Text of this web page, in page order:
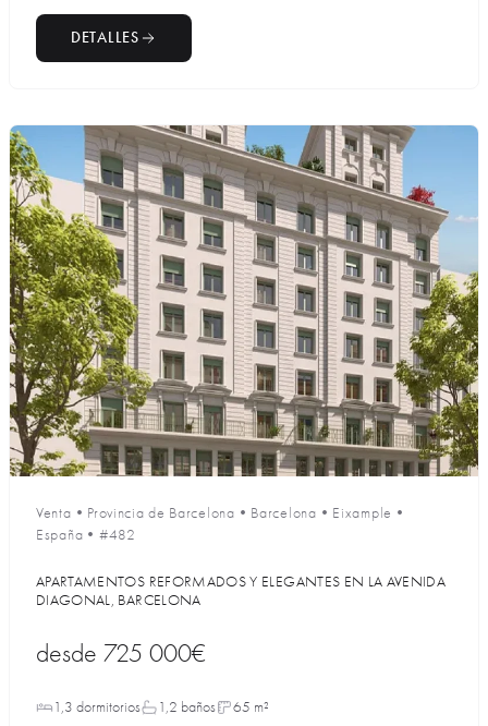
DETALLES
Venta • Provincia de Barcelona • Barcelona • Eixample •
España • #482
APARTAMENTOS REFORMADOS Y ELEGANTES EN LA AVENIDA
DIAGONAL, BARCELONA
desde 725 000€
1,3 dormitorios 1,2 baños 65 m²